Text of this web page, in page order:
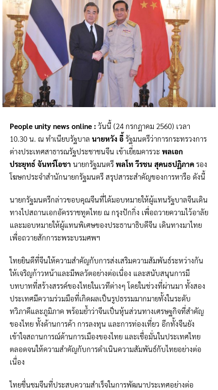
People unity news online : วันนี้ (24 กรกฎาคม 2560) เวลา
10.30 น. ณ ทำเนียบรัฐบาล นายหวัง อี้ รัฐมนตรีว่าการกระทรวงการ
ต่างประเทศสาธารณรัฐประชาชนจีน เข้าเยี่ยมคารวะ พลเอก
ประยุทธ์ จันทร์โอชา นายกรัฐมนตรี พลโท วีรชน สุคนธปฏิภาค รอง
โฆษกประจำสำนักนายกรัฐมนตรี สรุปสาระสำคัญของการหารือ ดังนี้
นายกรัฐมนตรีกล่าวขอบคุณจีนที่ได้มอบหมายให้ผู้แทนรัฐบาลจีนเดิน
ทางไปสถานเอกอัครราชทูตไทย ณ กรุงปักกิ่ง เพื่อถวายความไว้อาลัย
และมอบหมายให้ผู้แทนพิเศษของประธานาธิบดีจีน เดินทางมาไทย
เพื่อถวายสักการะพระบรมศพฯ
ไทยยินดีที่จีนให้ความสำคัญกับการส่งเสริมความสัมพันธ์ระหว่างกัน
ให้เจริญก้าวหน้าและมีพลวัตอย่างต่อเนื่อง และสนับสนุนการมี
บทบาทที่สร้างสรรค์ของไทยในเวทีต่างๆ โดยในช่วงที่ผ่านมา ทั้งสอง
ประเทศมีความร่วมมือที่เกิดผลเป็นรูปธรรมมากมายทั้งในระดับ
ทวิภาคีและภูมิภาค พร้อมย้ำว่าจีนเป็นหุ้นส่วนทางเศรษฐกิจที่สำคัญ
ของไทย ทั้งด้านการค้า การลงทุน และการท่องเที่ยว อีกทั้งจีนยัง
เข้าใจสถานการณ์ด้านการเมืองของไทย และเชื่อมั่นในประเทศไทย
ตลอดจนให้ความสำคัญกับการดำเนินความสัมพันธ์กับไทยอย่างต่อ
เนื่อง
ไทยชื่นชมจีนที่ประสบความสำเร็จในการพัฒนาประเทศอย่างต่อ